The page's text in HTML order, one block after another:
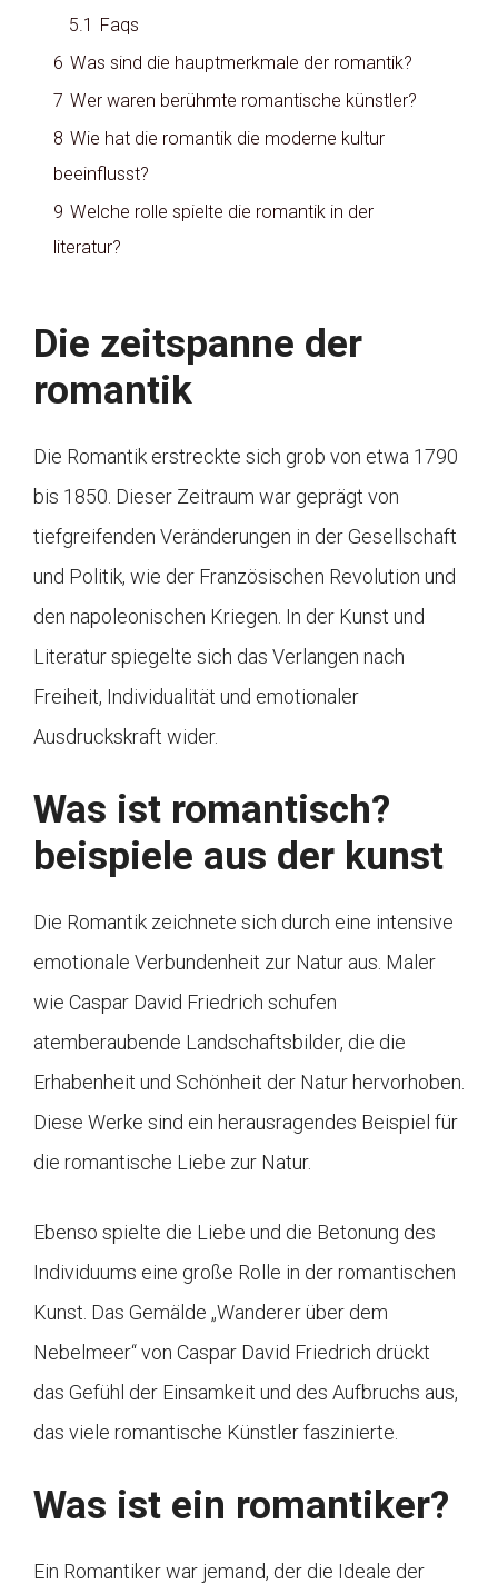
5.1
Faqs
6 Was sind die hauptmerkmale der romantik?
7 Wer waren berühmte romantische künstler?
8 Wie hat die romantik die moderne kultur
beeinflusst?
9 Welche rolle spielte die romantik in der
literatur?
Die zeitspanne der
romantik
Die Romantik erstreckte sich grob von etwa 1790
bis 1850. Dieser Zeitraum war geprägt von
tiefgreifenden Veränderungen in der Gesellschaft
und Politik, wie der Französischen Revolution und
den napoleonischen Kriegen. In der Kunst und
Literatur spiegelte sich das Verlangen nach
Freiheit, Individualität und emotionaler
Ausdruckskraft wider.
Was ist romantisch?
beispiele aus der kunst
Die Romantik zeichnete sich durch eine intensive
emotionale Verbundenheit zur Natur aus. Maler
wie Caspar David Friedrich schufen
atemberaubende Landschaftsbilder, die die
Erhabenheit und Schönheit der Natur hervorhoben.
Diese Werke sind ein herausragendes Beispiel für
die romantische Liebe zur Natur.
Ebenso spielte die Liebe und die Betonung des
Individuums eine große Rolle in der romantischen
Kunst. Das Gemälde „Wanderer über dem
Nebelmeer“ von Caspar David Friedrich drückt
das Gefühl der Einsamkeit und des Aufbruchs aus,
das viele romantische Künstler faszinierte.
Was ist ein romantiker?
Ein Romantiker war jemand, der die Ideale der